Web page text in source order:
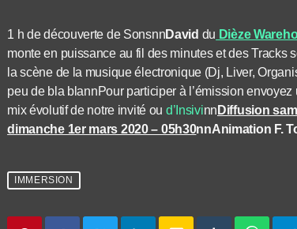
1 h de découverte de SonsnnDavid du Dièze
monte en puissance au fil des minutes et des Tracks
la scène de la musique électronique (Dj, Liver,
peu de bla blannPour participer à l’émission envoyez
mix évolutif de notre invité ou d’Insivinn Diffusion
dimanche 1er mars 2020 – 05h30nnAnimation F.
IMMERSION